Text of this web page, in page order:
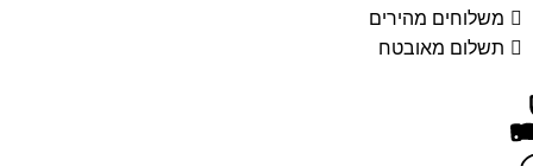
משלוחים מהירים
תשלום מאובטח